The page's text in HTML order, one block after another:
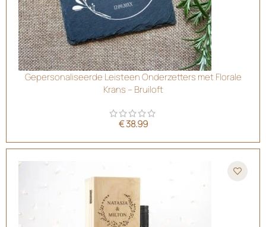
Gepersonaliseerde Leisteen Onderzetters met Florale
Krans – Bruiloft
€38.99